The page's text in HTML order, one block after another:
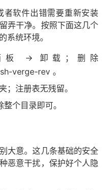
者软件出错需要重新安装
弄干净。按照下面这几个
系统环境。
板 → 卸载；删除
verge-rev 。
注册表无残留。
个目录即可。
大意。这几条基础的安全
恶意干扰，保护好个人隐